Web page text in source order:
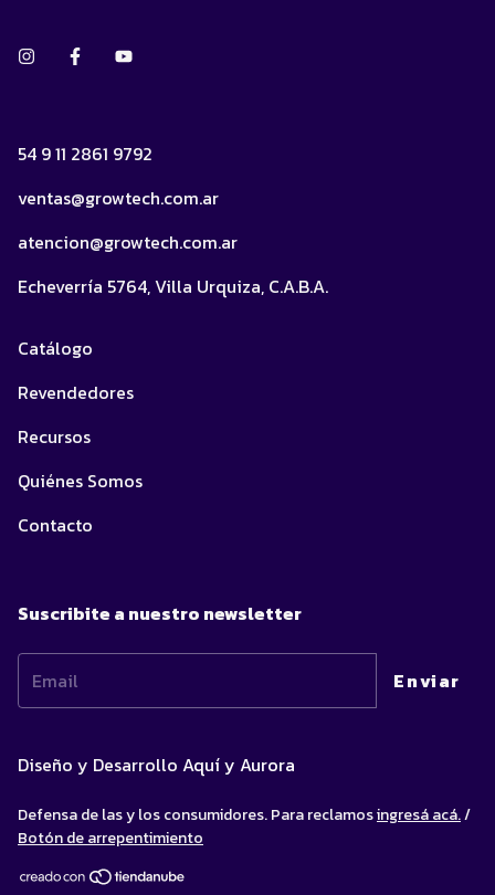
54 9 11 2861 9792
ventas@growtech.com.ar
atencion@growtech.com.ar
Echeverría 5764, Villa Urquiza, C.A.B.A.
Catálogo
Revendedores
Recursos
Quiénes Somos
Contacto
Suscribite a nuestro newsletter
Diseño y Desarrollo Aquí y Aurora
Defensa de las y los consumidores. Para reclamosingresá acá./
Botón de arrepentimiento